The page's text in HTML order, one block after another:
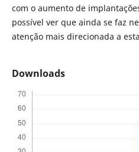
com o aumento de
possível ver que ainda se faz
atenção mais direcionada a
Downloads